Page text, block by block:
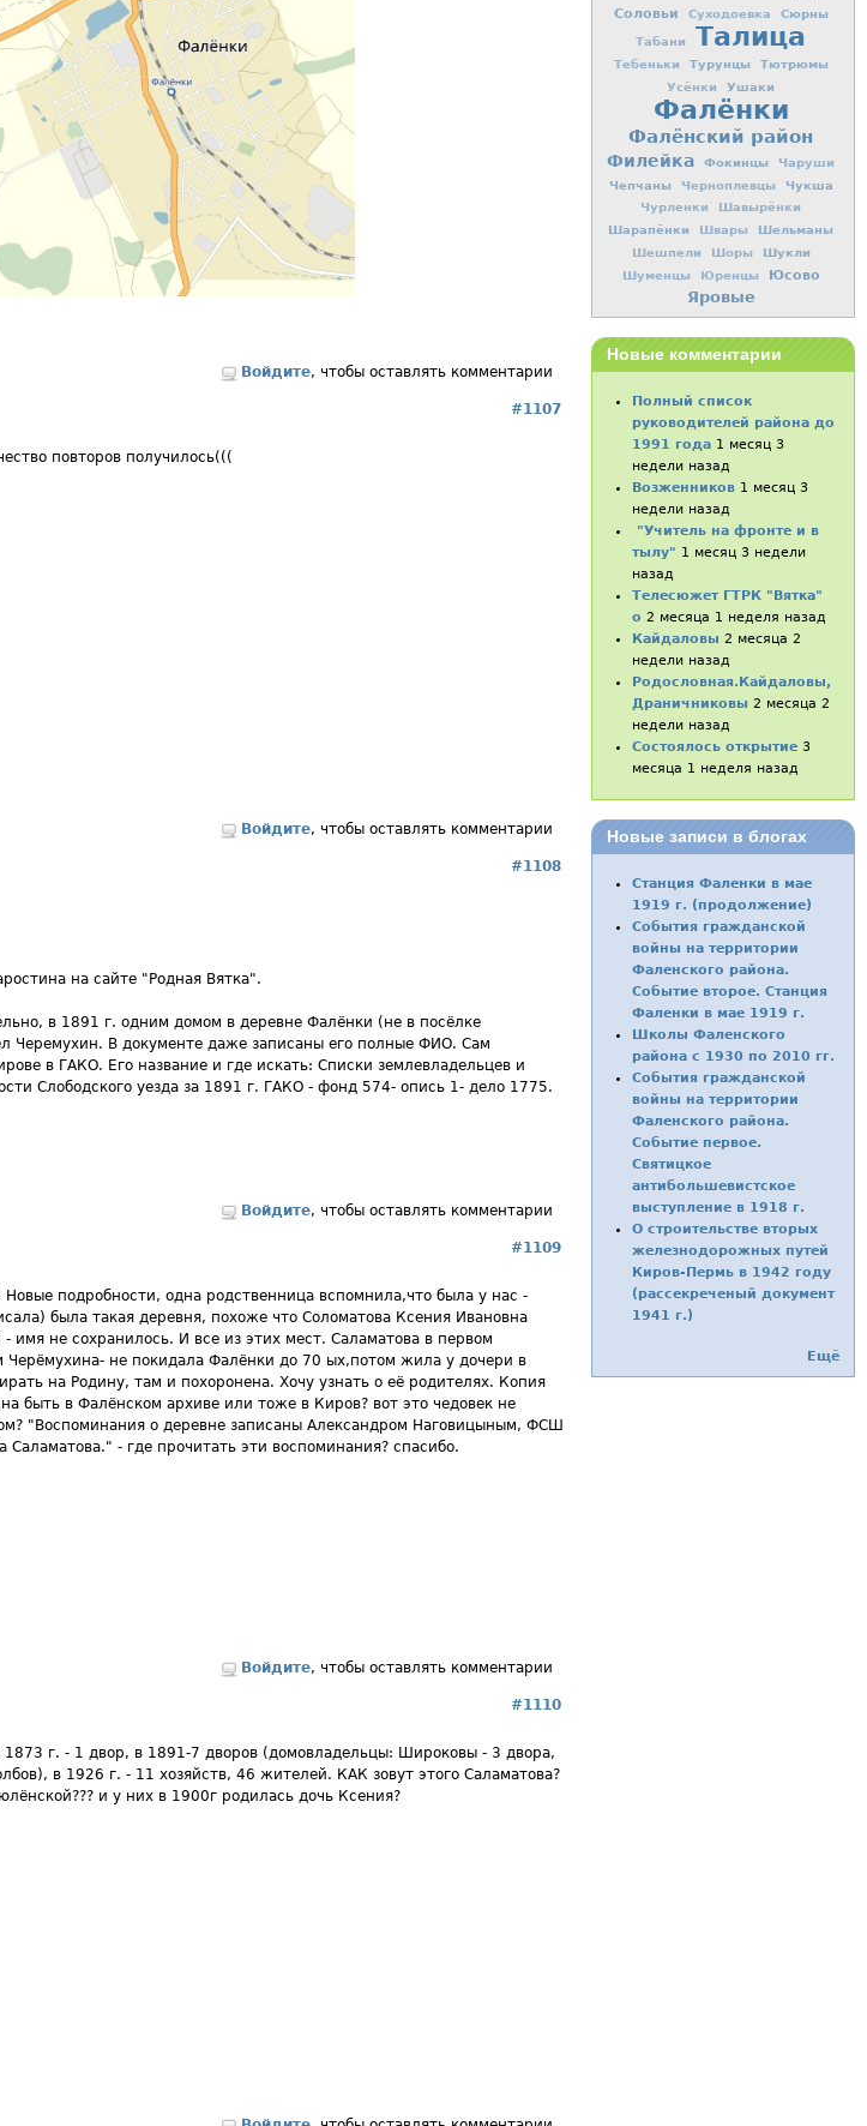
Войдите, чтобы оставлять комментарии
#1107
повторов получилось(((
Войдите, чтобы оставлять комментарии
#1108
на сайте "Родная Вятка".
в 1891 г. одним домом в деревне Фалёнки (не в посёлке
Черемухин. В документе даже записаны его полные ФИО. Сам
в ГАКО. Его название и где искать: Списки землевладельцев и
Слободского уезда за 1891 г. ГАКО - фонд 574- опись 1- дело 1775.
Войдите, чтобы оставлять комментарии
#1109
подробности, одна родственница вспомнила,что была у нас -
была такая деревня, похоже что Соломатова Ксения Ивановна
имя не сохранилось. И все из этих мест. Саламатова в первом
Черёмухина- не покидала Фалёнки до 70 ых,потом жила у дочери в
на Родину, там и похоронена. Хочу узнать о её родителях. Копия
быть в Фалёнском архиве или тоже в Киров? вот это чедовек не
"Воспоминания о деревне записаны Александром Наговицыным, ФСШ
Саламатова." - где прочитать эти воспоминания? спасибо.
Войдите, чтобы оставлять комментарии
#1110
г. - 1 двор, в 1891-7 дворов (домовладельцы: Широковы - 3 двора,
в 1926 г. - 11 хозяйств, 46 жителей. КАК зовут этого Саламатова?
и у них в 1900г родилась дочь Ксения?
Соловьи
Суходоевка Сюрны
Табани Талица
Тебеньки Турунцы Тютрюмы
Усёнки Ушаки
Фалёнки
Фалёнский район
Филейка Фокинцы Чаруши
Чепчаны Черноплевцы Чукша
Чурленки Шавырёнки
Шарапёнки Швары Шельманы
Шешпели Шоры Шукли
Шуменцы Юренцы Юсово
Яровые
Новые комментарии
Полный список
руководителей района до
1991 года 1 месяц 3
недели назад
Возженников 1 месяц 3
недели назад
"Учитель на фронте и в
тылу" 1 месяц 3 недели
назад
Телесюжет ГТРК "Вятка"
о 2 месяца 1 неделя назад
Кайдаловы 2 месяца 2
недели назад
Родословная.Кайдаловы,
Драничниковы 2 месяца 2
недели назад
Состоялось открытие 3
месяца 1 неделя назад
Новые записи в блогах
Станция Фаленки в мае
1919 г. (продолжение)
События гражданской
войны на территории
Фаленского района.
Событие второе. Станция
Фаленки в мае 1919 г.
Школы Фаленского
района с 1930 по 2010 гг.
События гражданской
войны на территории
Фаленского района.
Событие первое.
Святицкое
антибольшевистское
выступление в 1918 г.
О строительстве вторых
железнодорожных путей
Киров-Пермь в 1942 году
(рассекреченый документ
1941 г.)
Ещё